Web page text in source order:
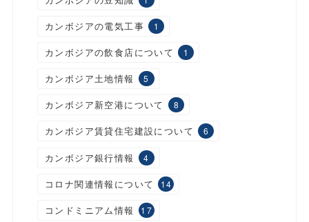
カンボジアの電気工事 1
カンボジアの飲食店について 1
カンボジア土地情報 5
カンボジア新空港について 8
カンボジア賃貸住宅建設について 6
カンボジア銀行情報 4
コロナ関連情報について 14
コンドミニアム情報 17